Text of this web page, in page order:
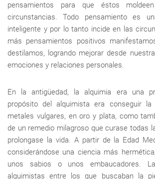
pensamientos para que éstos
circunstancias. Todo pensamiento es
inteligente y por lo tanto incide en las
más pensamientos positivos
destilamos, logrando mejorar desde
emociones y relaciones personales.
En la antigüedad, la alquimia era una
propósito del alquimista era conseguir la
metales vulgares, en oro y plata, como
de un remedio milagroso que curase todas
prolongase la vida. A partir de la Edad
considerándose una ciencia más
unos sabios o unos embaucadores.
alquimistas entre los que buscaban la